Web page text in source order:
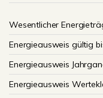
Wesentlicher
Energieausweis gültig
Energieausweis
Energieausweis